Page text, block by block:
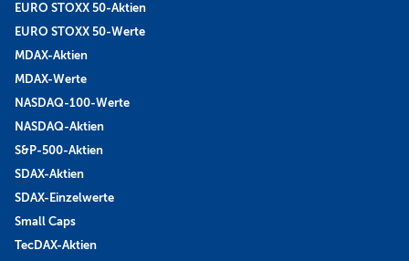
EURO STOXX 50-Aktien
EURO STOXX 50-Werte
MDAX-Aktien
MDAX-Werte
NASDAQ-100-Werte
NASDAQ-Aktien
S&P-500-Aktien
SDAX-Aktien
SDAX-Einzelwerte
Small Caps
TecDAX-Aktien